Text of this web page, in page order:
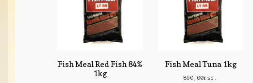
Fish Meal Red Fish 84%
1kg
Fish Meal Tuna 1kg
850,00rsd.